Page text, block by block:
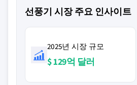
선풍기 시장 주요 인사이트
2025년 시장 규모
$ 129억 달러